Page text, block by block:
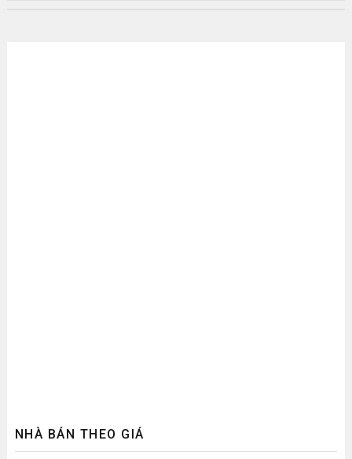
NHÀ BÁN THEO GIÁ